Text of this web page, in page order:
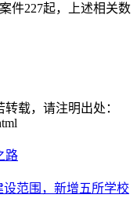
件227起，上述相关数
载，请注明出处：
路
设范围，新增五所学校